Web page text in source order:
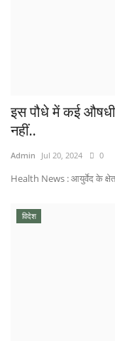
इस पौधे में कई
नहीं..
Admin Jul 20, 2024 0
Health News : आयुर्वेद के
विदेश